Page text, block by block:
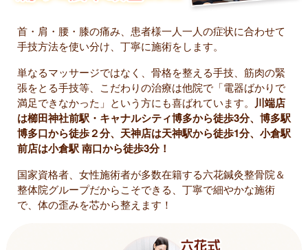
首・肩・腰・膝の痛み、患者様一人一人の症状に合わせて
手技方法を使い分け、丁寧に施術をします。
単なるマッサージではなく、骨格を整える手技、筋肉の緊
張をとる手技等、こだわりの治療は他院で「電器ばかりで
満足できなかった」という方にも喜ばれています。 川端店
は櫛田神社前駅・キャナルシティ博多から徒歩3分、博多駅
博多口から徒歩２分、天神店は天神駅から徒歩1分、小倉駅
前店は小倉駅 南口から徒歩3分！
国家資格者、女性施術者が多数在籍する六花鍼灸整骨院＆
整体院グループだからこそできる、丁寧で細やかな施術
で、体の歪みを芯から整えます！